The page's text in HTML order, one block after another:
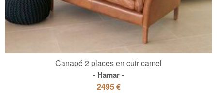
Canapé 2 places en cuir camel
Hamar
2495 €